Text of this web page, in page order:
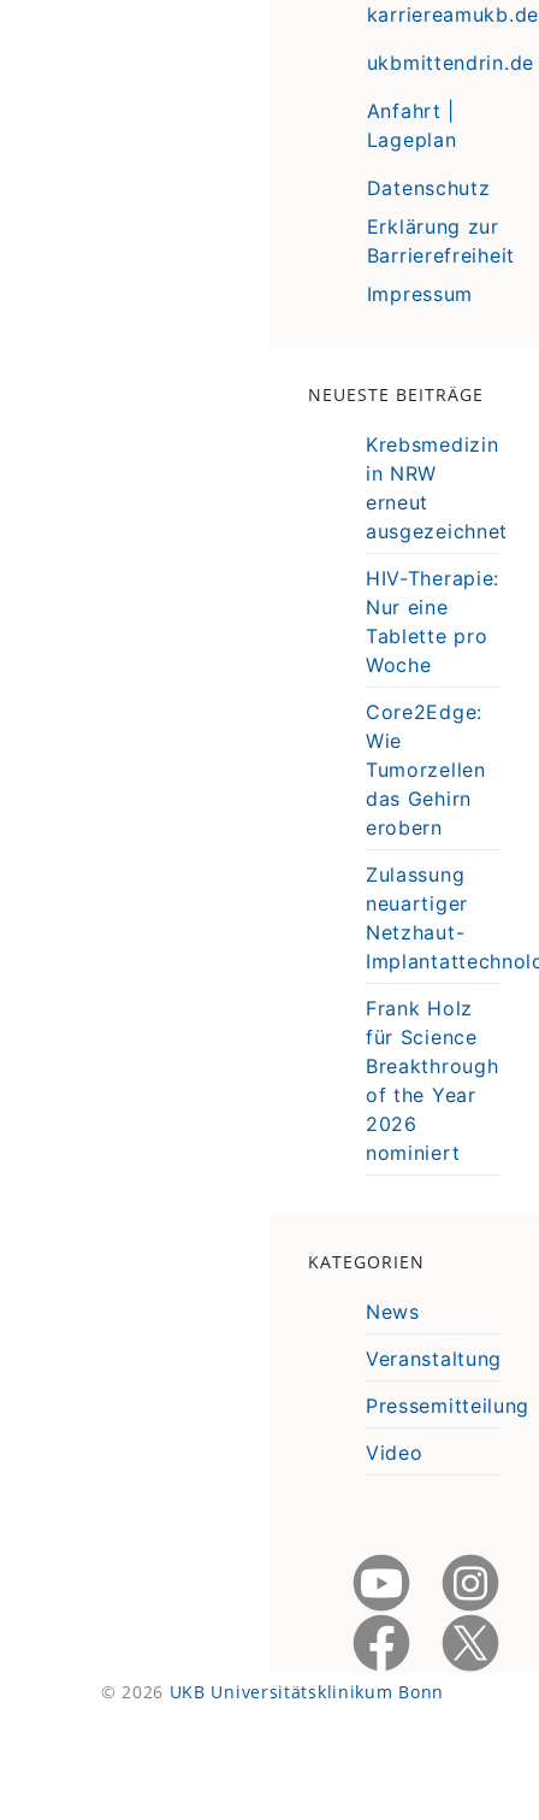
karriereamukb.de
ukbmittendrin.de
Anfahrt |
Lageplan
Datenschutz
Erklärung zur
Barrierefreiheit
Impressum
NEUESTE BEITRÄGE
Krebsmedizin
in NRW
erneut
ausgezeichnet
HIV-Therapie:
Nur eine
Tablette pro
Woche
Core2Edge:
Wie
Tumorzellen
das Gehirn
erobern
Zulassung
neuartiger
Netzhaut-
Frank Holz
für Science
Breakthrough
of the Year
2026
nominiert
KATEGORIEN
News
Veranstaltung
Pressemitteilung
Video
© 2026 UKB Universitätsklinikum Bonn